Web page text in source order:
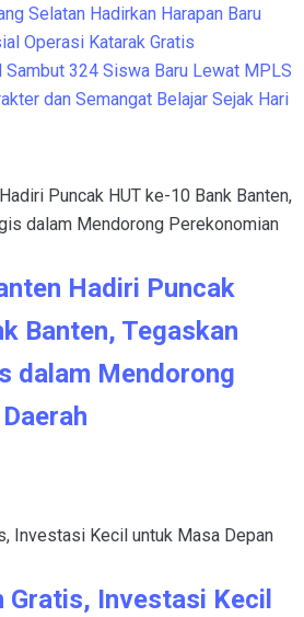
Selatan Hadirkan Harapan Baru
Operasi Katarak Gratis
Sambut 324 Siswa Baru Lewat MPLS
dan Semangat Belajar Sejak Hari
Hadiri Puncak
Banten, Tegaskan
dalam Mendorong
Gratis, Investasi Kecil